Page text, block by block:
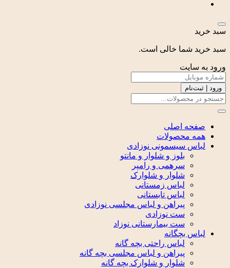
سبد خرید
سبد خرید شما خالی است.
ورود به سایت
ورود | ثبت‌نام
صفحه اصلی
همه محصولات
لباس سیسمونی نوزادی
بلوز و شلوار و مانتو
سرهمی و رامپر
شلوار و شلوارک
لباس زمستانی
لباس تابستانی
پیراهن و لباس مجلسی نوزادی
ست نوزادی
ست بیمارستانی نوزاد
لباس بچگانه
لباس راحتی بچه گانه
پیراهن و لباس مجلسی بچه گانه
شلوار و شلوارک بچه گانه